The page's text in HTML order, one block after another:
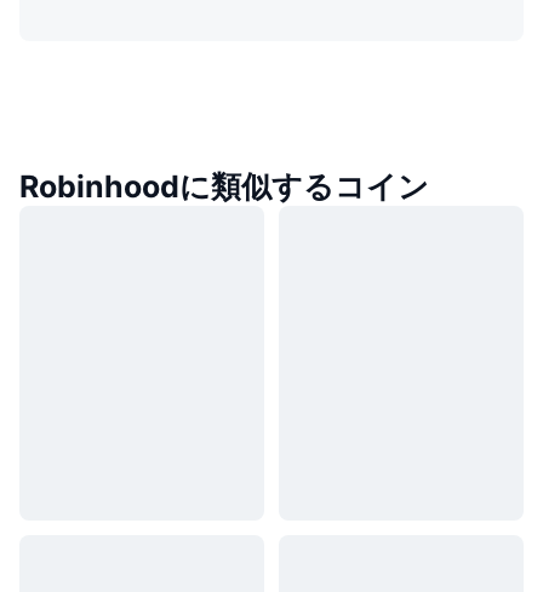
Robinhoodに類似するコイン